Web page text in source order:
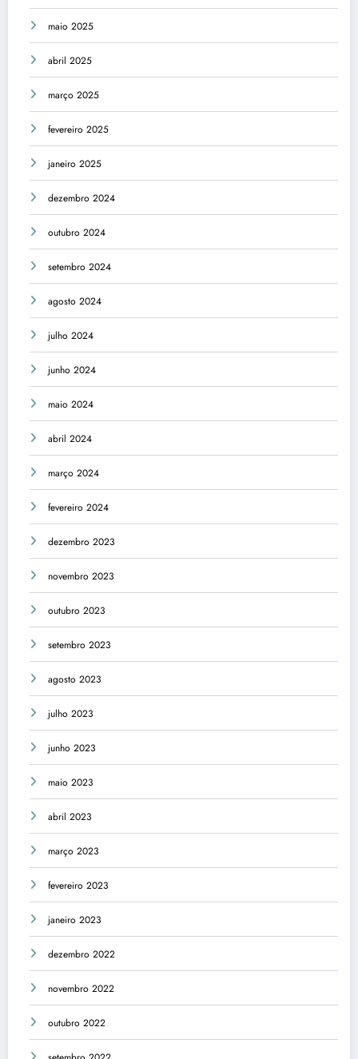
maio 2025
abril 2025
março 2025
fevereiro 2025
janeiro 2025
dezembro 2024
outubro 2024
setembro 2024
agosto 2024
julho 2024
junho 2024
maio 2024
abril 2024
março 2024
fevereiro 2024
dezembro 2023
novembro 2023
outubro 2023
setembro 2023
agosto 2023
julho 2023
junho 2023
maio 2023
abril 2023
março 2023
fevereiro 2023
janeiro 2023
dezembro 2022
novembro 2022
outubro 2022